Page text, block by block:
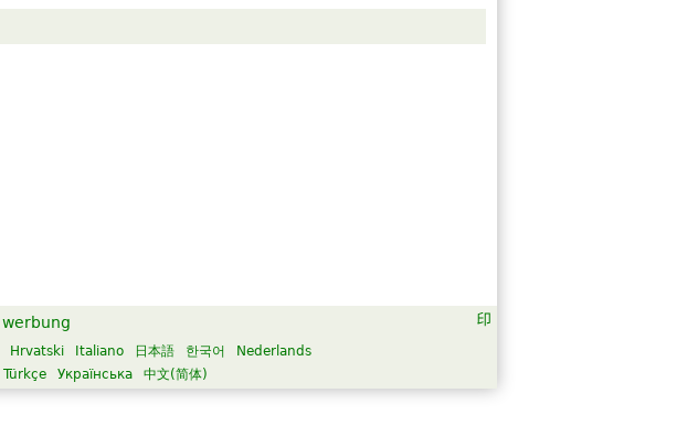
werbung
Hrvatski Italiano 日本語 한국어
Nederlands
Türkçe Українська 中文(简体)